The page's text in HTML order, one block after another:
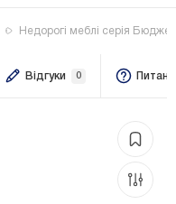
Недорогі меблі серія Бюджет
Відгуки 0